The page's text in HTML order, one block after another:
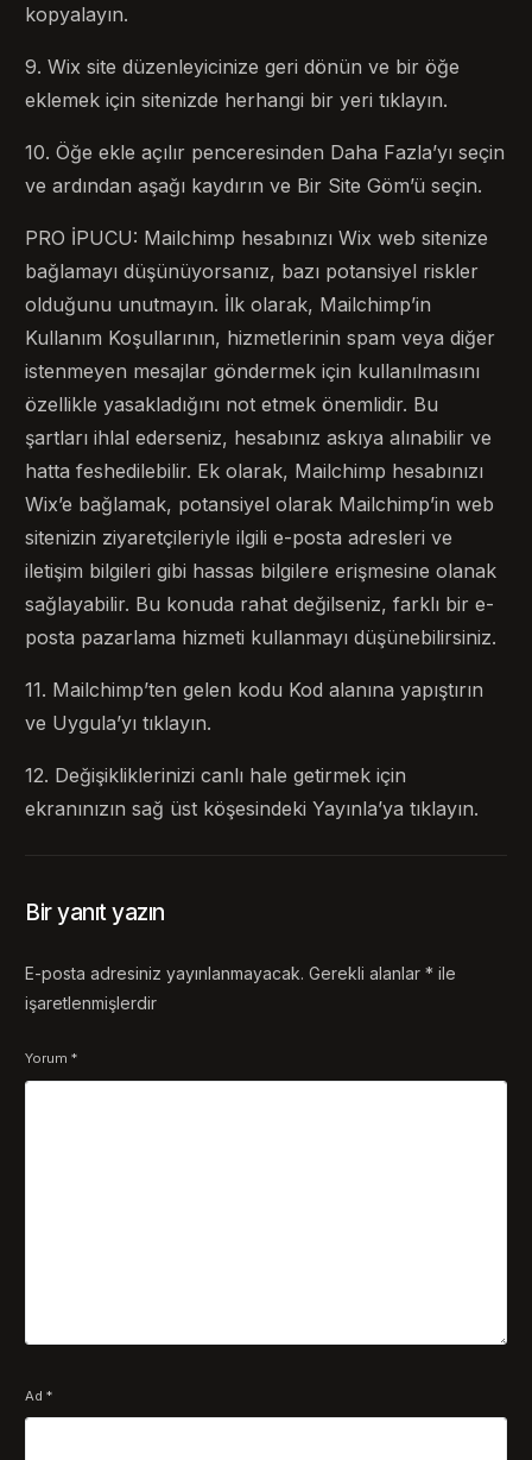
kopyalayın.
9. Wix site düzenleyicinize geri dönün ve bir öğe
eklemek için sitenizde herhangi bir yeri tıklayın.
10. Öğe ekle açılır penceresinden Daha Fazla’yı seçin
ve ardından aşağı kaydırın ve Bir Site Göm’ü seçin.
PRO İPUCU: Mailchimp hesabınızı Wix web sitenize
bağlamayı düşünüyorsanız, bazı potansiyel riskler
olduğunu unutmayın. İlk olarak, Mailchimp’in
Kullanım Koşullarının, hizmetlerinin spam veya diğer
istenmeyen mesajlar göndermek için kullanılmasını
özellikle yasakladığını not etmek önemlidir. Bu
şartları ihlal ederseniz, hesabınız askıya alınabilir ve
hatta feshedilebilir. Ek olarak, Mailchimp hesabınızı
Wix’e bağlamak, potansiyel olarak Mailchimp’in web
sitenizin ziyaretçileriyle ilgili e-posta adresleri ve
iletişim bilgileri gibi hassas bilgilere erişmesine olanak
sağlayabilir. Bu konuda rahat değilseniz, farklı bir e-
posta pazarlama hizmeti kullanmayı düşünebilirsiniz.
11. Mailchimp’ten gelen kodu Kod alanına yapıştırın
ve Uygula’yı tıklayın.
12. Değişikliklerinizi canlı hale getirmek için
ekranınızın sağ üst köşesindeki Yayınla’ya tıklayın.
Bir yanıt yazın
E-posta adresiniz yayınlanmayacak. Gerekli alanlar* ile
işaretlenmişlerdir
Yorum*
Ad*